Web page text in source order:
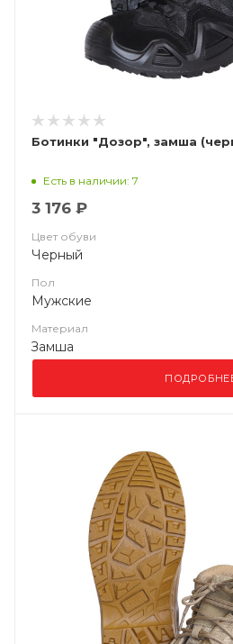
Ботинки "Дозор", замша
Есть в наличии: 7
3 176 ₽
Цвет обуви
Черный
Пол
Мужские
Материал
Замша